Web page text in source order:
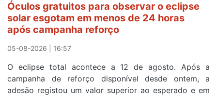
Óculos gratuitos para observar o eclipse
solar esgotam em menos de 24 horas
após campanha reforço
05-08-2026 | 16:57
O eclipse total acontece a 12 de agosto. Após a
campanha de reforço disponível desde ontem, a
adesão registou um valor superior ao esperado e em